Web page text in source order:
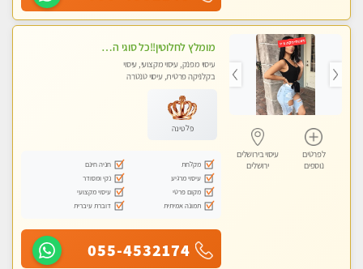
לפרטים
נוספים
עיסוי בירושלים
ירושלים
מומלץ לחלוטין!!כל סוגי העיסויים מעסה מקצועית ואיכותית פרטי!!!
עיסוי מפנק, עיסוי מקצועי, עיסוי
בקלניקה פרטית, עיסוי טנטרה
פלטינה
מקלחת
חניה חינם
עיסוי מרגיע
נקי ומסודר
מקום פרטי
עיסוי מקצועי
תמונה אמיתית
דוברת עיברית
055-4532174